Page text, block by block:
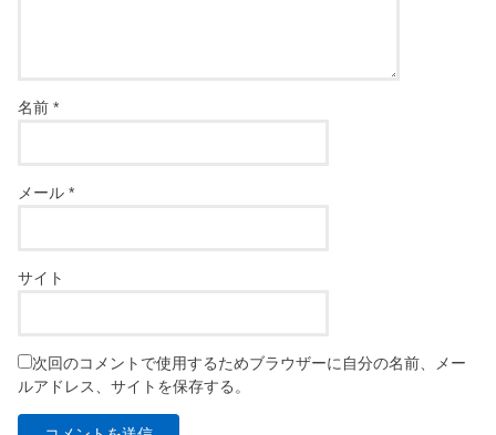
名前*
メール*
サイト
次回のコメントで使用するためブラウザーに自分の名前、メー
ルアドレス、サイトを保存する。